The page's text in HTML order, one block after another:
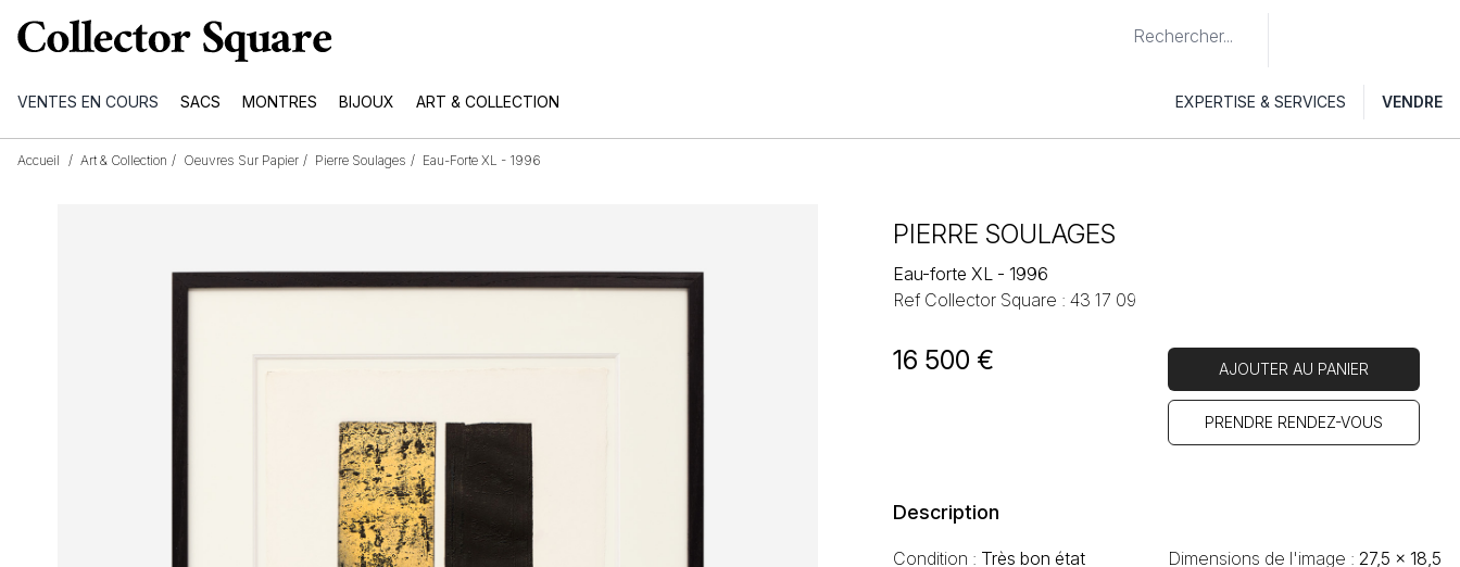
VENTES EN COURS SACS MONTRES BIJOUX ART & COLLECTION EXPERTISE & SERVICES VENDRE
Accueil / Art & Collection / Oeuvres Sur Papier / Pierre Soulages / Eau-Forte XL - 1996
PIERRE SOULAGES
Eau-forte XL - 1996
Ref Collector Square : 43 17 09
16 500 € AJOUTER AU PANIER
PRENDRE RENDEZ-VOUS
Description
Condition : Très bon état
Dimensions de l'image :27,5 x 18,5